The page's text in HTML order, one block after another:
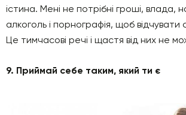
істина. Мені не потрібні гроші, влада,
алкоголь і порнографія, щоб
Це тимчасові речі і щастя від них не
9. Приймай себе таким, який ти є